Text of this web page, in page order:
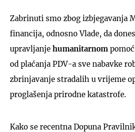
Zabrinuti smo zbog izbjegavanja
financija, odnosno Vlade, da
upravljanje humanitarnom
od plaćanja PDV-a sve nabavke
zbrinjavanje stradalih u vrijeme
proglašenja prirodne katastrofe.
Kako se recentna Dopuna